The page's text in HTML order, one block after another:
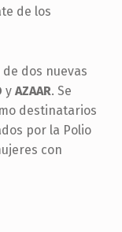
de los
dos nuevas
y AZAAR. Se
destinatarios
por la Polio
con